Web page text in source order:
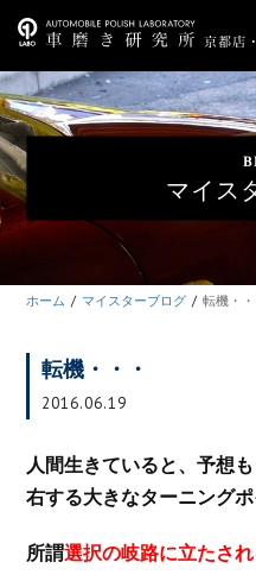
マイス
ホーム マイスターブログ 転機・・
転機・・・
2016.06.19
人間生きていると、予想
右する大きなターニングポ
所謂選択の岐路に立たさ